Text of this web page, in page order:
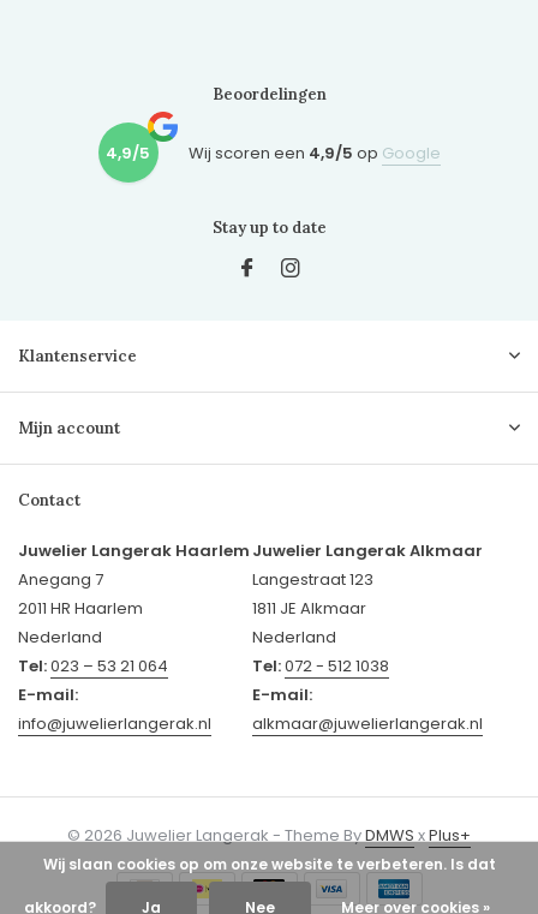
Beoordelingen
4,9/5 Wij scoren een 4,9/5 op Google
Stay up to date
Klantenservice
Mijn account
Contact
Juwelier Langerak Haarlem
Anegang 7
2011 HR Haarlem
Nederland
Tel:023 – 53 21 064
E-mail:
info@juwelierlangerak.nl
Juwelier Langerak Alkmaar
Langestraat 123
1811 JE Alkmaar
Nederland
Tel:072 - 512 1038
E-mail:
alkmaar@juwelierlangerak.nl
© 2026 Juwelier Langerak - Theme ByDMWSxPlus+
Wij slaan cookies op om onze website te verbeteren. Is dat
akkoord? Ja Nee Meer over cookies »